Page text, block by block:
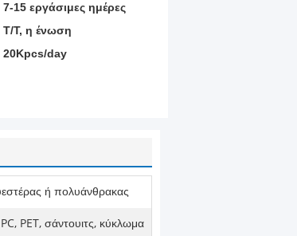
7-15 εργάσιμες ημέρες
T/T, η ένωση
20Kpcs/day
ή πολυάνθρακας
PC, PET, σάντουιτς, κύκλωμα